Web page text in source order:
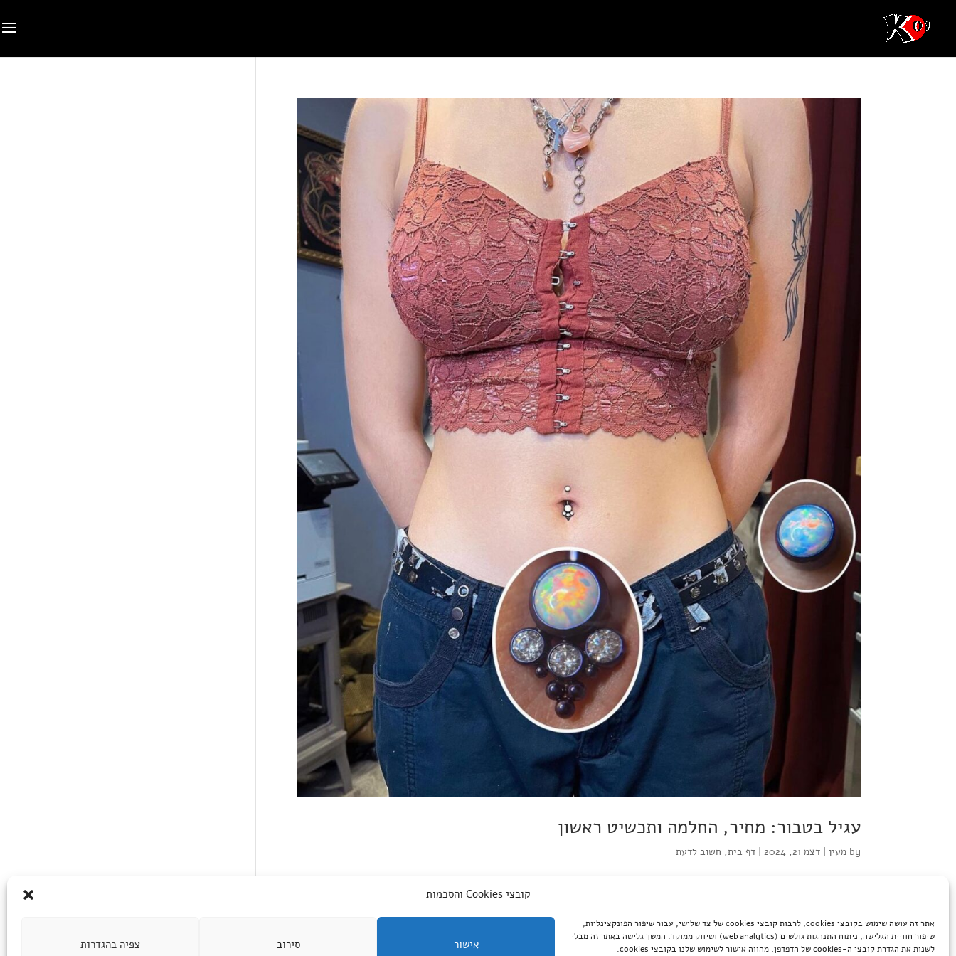
קובצי Cookies והסכמות
אתר זה עושה שימוש בקובצי cookies, לרבות קובצי cookies של צד שלישי, עבור שיפור הפונקצינליות,
שיפור חוויית הגלישה, ניתוח התנהגות גולשים (web analytics) ושיווק ממוקד. המשך גלישה באתר זה מבלי
לשנות את הגדרת קובצי ה-cookies של הדפדפן, מהווה אישור לשימוש שלנו בקובצי cookies.
אישור סירוב צפיה בהגדרות
עגיל בטבור: מחיר, החלמה ותכשיט ראשון
by מעין |דצמ 21, 2024 |דף בית, חשוב לדעת
לעשות פירסינג, יש כמה דברים סופר חשובים שאתם חייבים לדעת. אנחנו כאן כדי לעשות לכם סדר בבלאגן ולתת לכם את כל הטיפים הכי